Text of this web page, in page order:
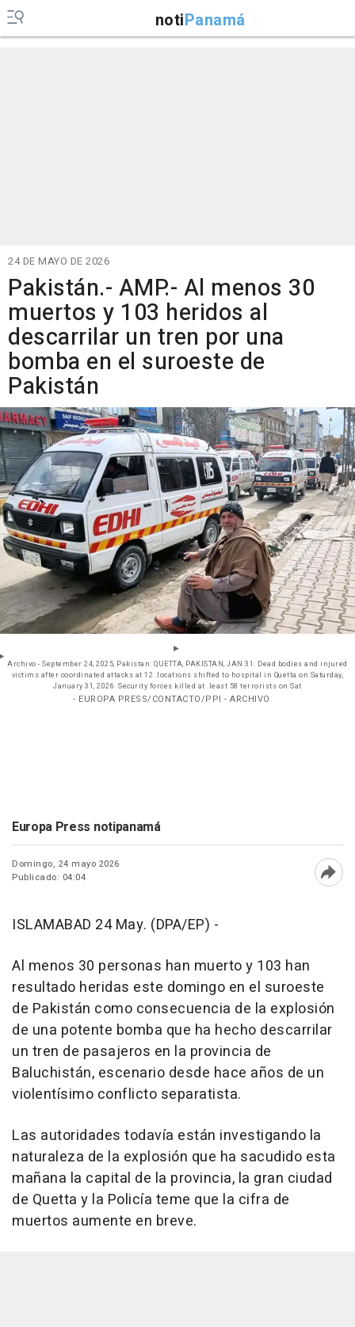
notiPanamá
24 DE MAYO DE 2026
Pakistán.- AMP.- Al menos 30
muertos y 103 heridos al
descarrilar un tren por una
bomba en el suroeste de
Pakistán
Archivo - September 24, 2025, Pakistan: QUETTA, PAKISTAN, JAN 31: Dead bodies and injured
victims after coordinated attacks at 12 .locations shifted to hospital in Quetta on Saturday,
January 31, 2026. Security forces killed at .least 58 terrorists on Sat
- EUROPA PRESS/CONTACTO/PPI - ARCHIVO
Europa Press notipanamá
Domingo, 24 mayo 2026
Publicado: 04:04
ISLAMABAD 24 May. (DPA/EP) -
Al menos 30 personas han muerto y 103 han
resultado heridas este domingo en el suroeste
de Pakistán como consecuencia de la explosión
de una potente bomba que ha hecho descarrilar
un tren de pasajeros en la provincia de
Baluchistán, escenario desde hace años de un
violentísimo conflicto separatista.
Las autoridades todavía están investigando la
naturaleza de la explosión que ha sacudido esta
mañana la capital de la provincia, la gran ciudad
de Quetta y la Policía teme que la cifra de
muertos aumente en breve.